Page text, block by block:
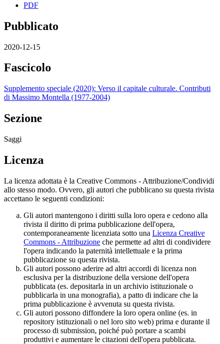
PDF
Pubblicato
2020-12-15
Fascicolo
Supplemento speciale (2020): Verso il capitale culturale. Contributi
di Massimo Montella (1977-2004)
Sezione
Saggi
Licenza
La licenza adottata è la Creative Commons - Attribuzione/Condividi
allo stesso modo. Ovvero, gli autori che pubblicano su questa rivista
accettano le seguenti condizioni:
Gli autori mantengono i diritti sulla loro opera e cedono alla
rivista il diritto di prima pubblicazione dell'opera,
contemporaneamente licenziata sotto una Licenza Creative
Commons - Attribuzione che permette ad altri di condividere
l'opera indicando la paternità intellettuale e la prima
pubblicazione su questa rivista.
Gli autori possono aderire ad altri accordi di licenza non
esclusiva per la distribuzione della versione dell'opera
pubblicata (es. depositarla in un archivio istituzionale o
pubblicarla in una monografia), a patto di indicare che la
prima pubblicazione è avvenuta su questa rivista.
Gli autori possono diffondere la loro opera online (es. in
repository istituzionali o nel loro sito web) prima e durante il
processo di submission, poiché può portare a scambi
produttivi e aumentare le citazioni dell'opera pubblicata.